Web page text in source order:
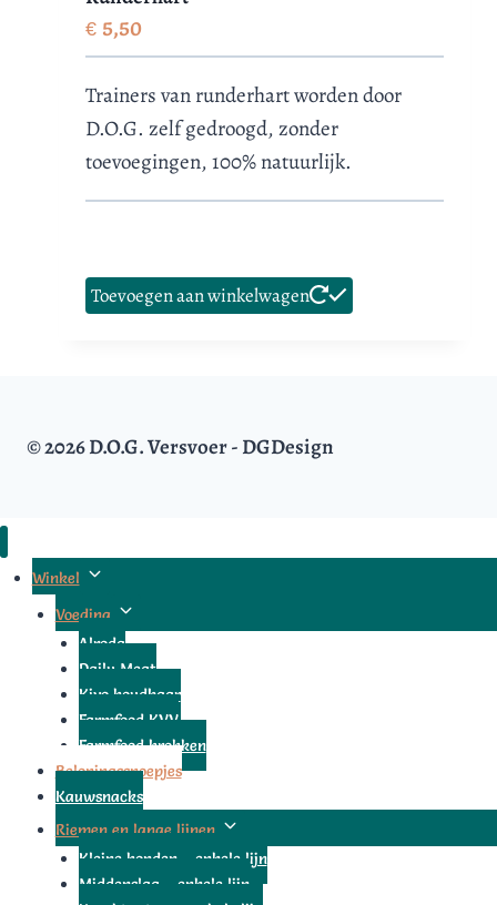
€5,50
Trainers van runderhart worden door
D.O.G. zelf gedroogd, zonder
toevoegingen, 100% natuurlijk.
Toevoegen aan winkelwagen
© 2026 D.O.G. Versvoer - DGDesign
Winkel Toggle
Voeding Toggle
submenu
Alroda
Daily Meat
Kivo houdbaar
Farmfood KVV
Farmfood brokken
Beloningssnoepjes
Kauwsnacks
Riemen en lange lijnen Toggle
submenu
Kleine honden – enkele lijn
Middenslag – enkele lijn